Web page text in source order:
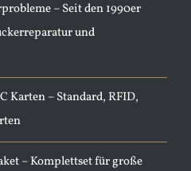
– Seit den 1990er
und
Karten – Standard, RFID,
– Komplettset für große